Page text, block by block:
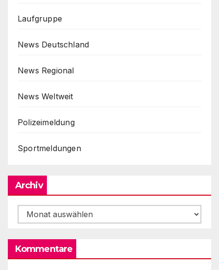
Laufgruppe
News Deutschland
News Regional
News Weltweit
Polizeimeldung
Sportmeldungen
Archiv
Archiv
Kommentare